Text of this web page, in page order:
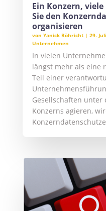
Ein Konzern,
Sie den
organisieren
von Yanick Röhricht| 29.
Unternehmen
In vielen
längst mehr als eine
Teil einer
Gesellschaften unter
Konzerns agieren,